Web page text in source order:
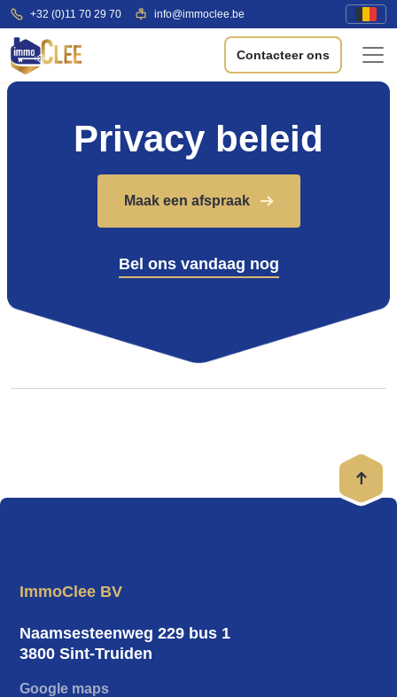
+32 (0)11 70 29 70 info@immoclee.be
Contacteer ons
Privacy beleid
Maak een afspraak
Bel ons vandaag nog
ImmoClee BV
Naamsesteenweg 229 bus 1
3800 Sint-Truiden
Google maps